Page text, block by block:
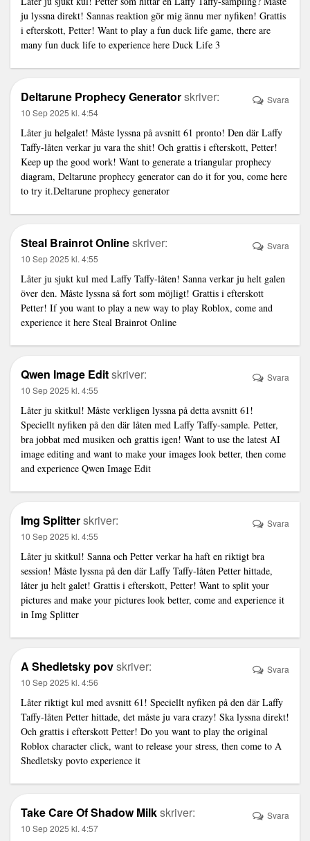
ju lyssna direkt! Sannas reaktion gör mig ännu mer nyfiken! Grattis
i efterskott, Petter! Want to play a fun duck life game, there are
many fun duck life to experience here Duck Life 3
Deltarune Prophecy Generatorskriver:
10 Sep 2025 kl. 4:54
Låter ju helgalet! Måste lyssna på avsnitt 61 pronto! Den där Laffy
Taffy-låten verkar ju vara the shit! Och grattis i efterskott, Petter!
Keep up the good work! Want to generate a triangular prophecy
diagram, Deltarune prophecy generator can do it for you, come here
to try it.Deltarune prophecy generator
Svara
Steal Brainrot Onlineskriver:
10 Sep 2025 kl. 4:55
Låter ju sjukt kul med Laffy Taffy-låten! Sanna verkar ju helt galen
över den. Måste lyssna så fort som möjligt! Grattis i efterskott
Petter! If you want to play a new way to play Roblox, come and
experience it here Steal Brainrot Online
Svara
Qwen Image Editskriver:
10 Sep 2025 kl. 4:55
Låter ju skitkul! Måste verkligen lyssna på detta avsnitt 61!
Speciellt nyfiken på den där låten med Laffy Taffy-sample. Petter,
bra jobbat med musiken och grattis igen! Want to use the latest AI
image editing and want to make your images look better, then come
and experience Qwen Image Edit
Svara
Img Splitterskriver:
10 Sep 2025 kl. 4:55
Låter ju skitkul! Sanna och Petter verkar ha haft en riktigt bra
session! Måste lyssna på den där Laffy Taffy-låten Petter hittade,
låter ju helt galet! Grattis i efterskott, Petter! Want to split your
pictures and make your pictures look better, come and experience it
in Img Splitter
Svara
A Shedletsky povskriver:
10 Sep 2025 kl. 4:56
Låter riktigt kul med avsnitt 61! Speciellt nyfiken på den där Laffy
Taffy-låten Petter hittade, det måste ju vara crazy! Ska lyssna direkt!
Och grattis i efterskott Petter! Do you want to play the original
Roblox character click, want to release your stress, then come to A
Shedletsky povto experience it
Svara
Take Care Of Shadow Milkskriver:
10 Sep 2025 kl. 4:57
Svara